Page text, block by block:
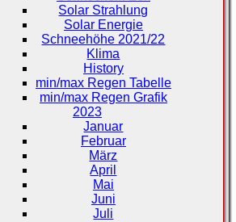
Solar Strahlung
Solar Energie
Schneehöhe 2021/22
Klima
History
min/max Regen Tabelle
min/max Regen Grafik
2023
Januar
Februar
März
April
Mai
Juni
Juli